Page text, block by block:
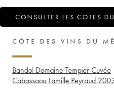
CONSULTER LES COTES
CÔTE DES VINS DU
Bandol Domaine Tempier Cuvée
Cabassaou Famille Peyraud